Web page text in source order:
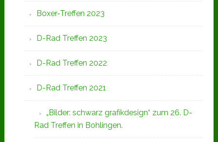
Boxer-Treffen 2023
D-Rad Treffen 2023
D-Rad Treffen 2022
D-Rad Treffen 2021
„Bilder: schwarz grafikdesign“ zum 26. D-
Rad Treffen in Bohlingen.